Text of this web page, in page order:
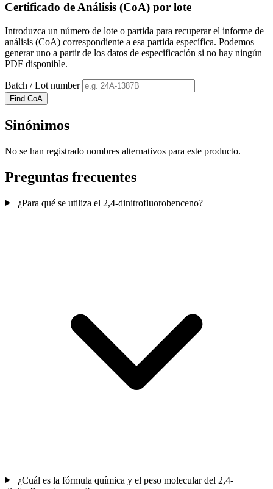
Certificado de Análisis (CoA) por lote
Introduzca un número de lote o partida para recuperar el informe de
análisis (CoA) correspondiente a esa partida específica. Podemos
generar uno a partir de los datos de especificación si no hay ningún
PDF disponible.
Batch / Lot number
Find CoA
Sinónimos
No se han registrado nombres alternativos para este producto.
Preguntas frecuentes
¿Para qué se utiliza el 2,4-dinitrofluorobenceno?
¿Cuál es la fórmula química y el peso molecular del 2,4-